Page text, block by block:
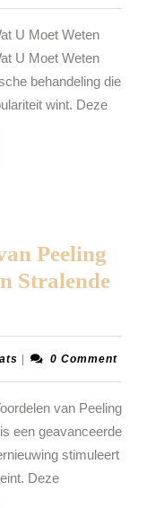
Effectieve
voor
U Moet Weten
U Moet Weten
behandeling die
wint. Deze
Peeling
Stralende
emotion-
| 0 Comment
van Peeling
een geavanceerde
stimuleert
Deze